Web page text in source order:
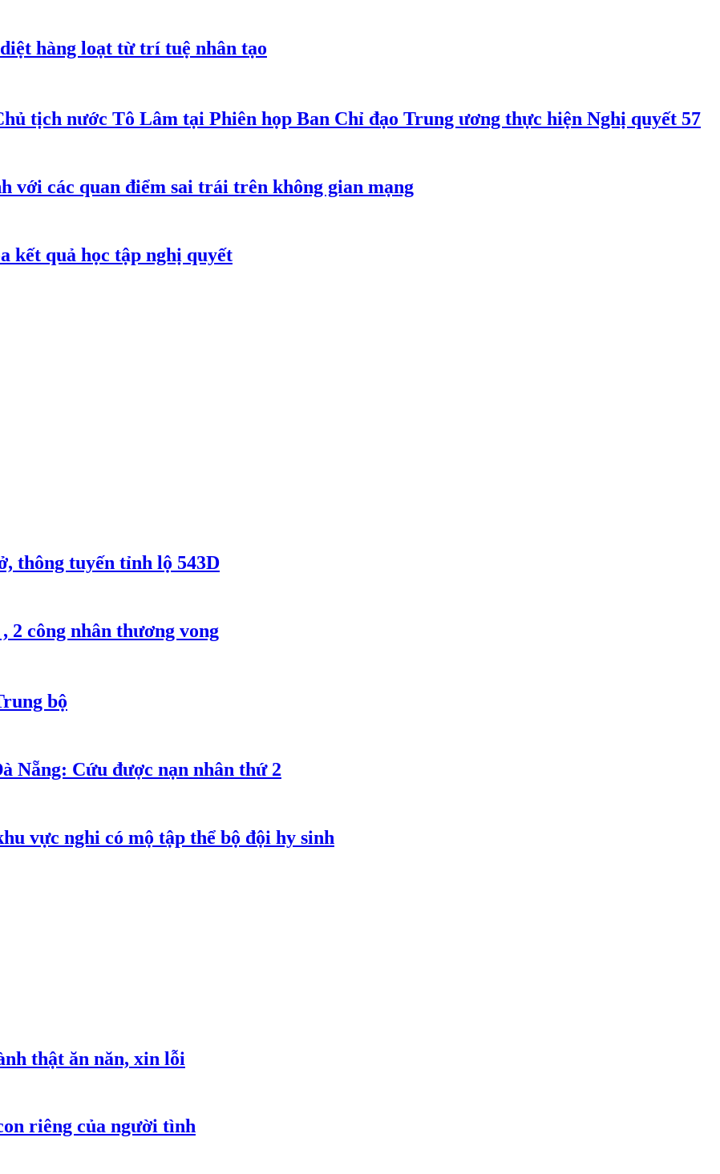
hàng loạt từ trí tuệ nhân tạo
tịch nước Tô Lâm tại Phiên họp Ban Chỉ đạo Trung ương thực hiện Nghị quyết 57
với các quan điểm sai trái trên không gian mạng
kết quả học tập nghị quyết
thông tuyến tỉnh lộ 543D
công nhân thương vong
bộ
Nẵng: Cứu được nạn nhân thứ 2
vực nghi có mộ tập thể bộ đội hy sinh
thật ăn năn, xin lỗi
riêng của người tình